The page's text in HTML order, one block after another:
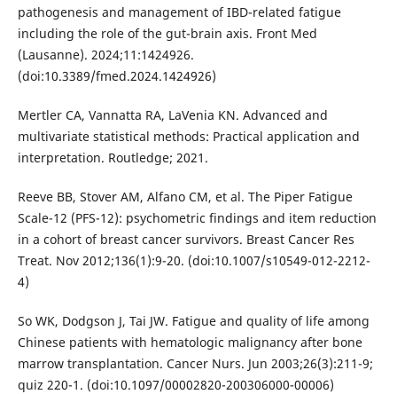
pathogenesis and management of IBD-related fatigue
including the role of the gut-brain axis. Front Med
(Lausanne). 2024;11:1424926.
(doi:10.3389/fmed.2024.1424926)
Mertler CA, Vannatta RA, LaVenia KN. Advanced and
multivariate statistical methods: Practical application and
interpretation. Routledge; 2021.
Reeve BB, Stover AM, Alfano CM, et al. The Piper Fatigue
Scale-12 (PFS-12): psychometric findings and item reduction
in a cohort of breast cancer survivors. Breast Cancer Res
Treat. Nov 2012;136(1):9-20. (doi:10.1007/s10549-012-2212-
4)
So WK, Dodgson J, Tai JW. Fatigue and quality of life among
Chinese patients with hematologic malignancy after bone
marrow transplantation. Cancer Nurs. Jun 2003;26(3):211-9;
quiz 220-1. (doi:10.1097/00002820-200306000-00006)